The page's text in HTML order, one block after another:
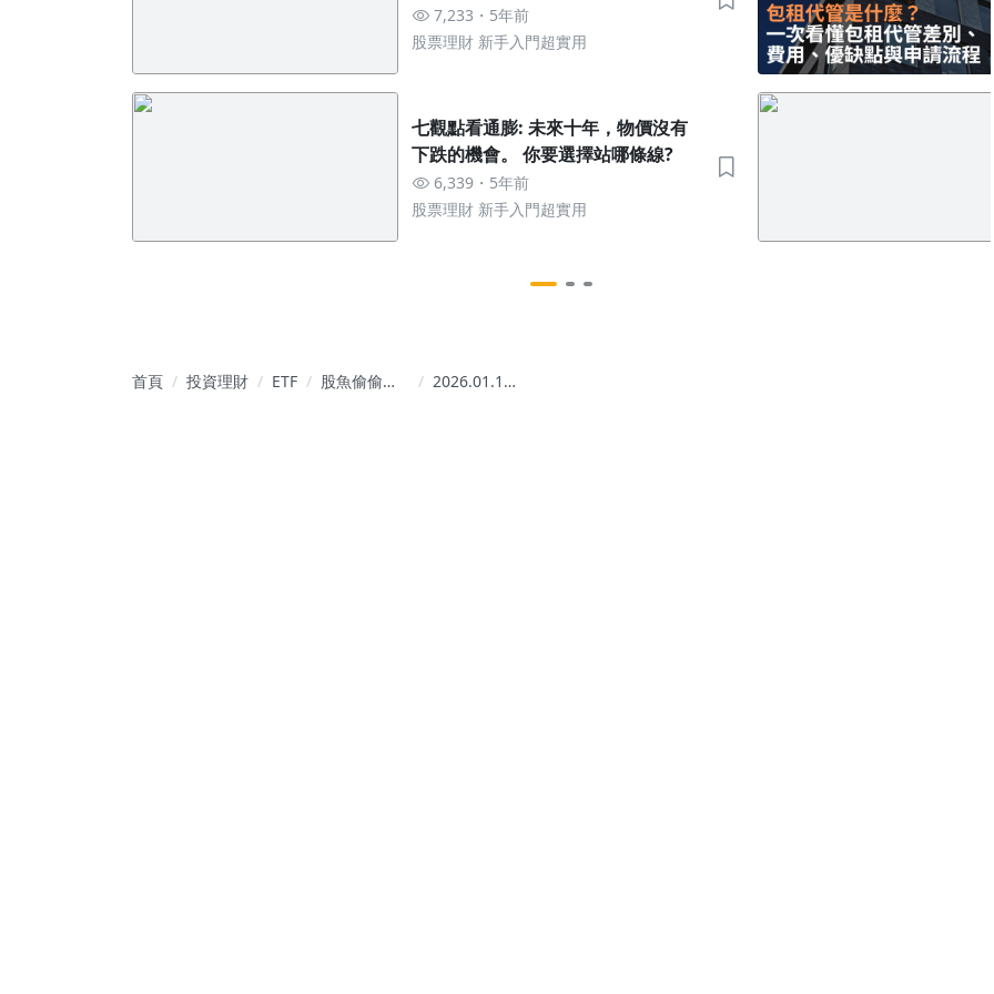
7,233
5年前
股票理財 新手入門超實用
七觀點看通膨: 未來十年，物價沒有
下跌的機會。 你要選擇站哪條線?
6,339
5年前
股票理財 新手入門超實用
首頁 投資理財 ETF
股魚偷偷挖 -
2026.01.13_